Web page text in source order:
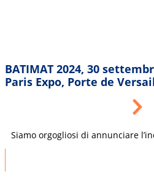
BATIMAT 2024, 30
Paris Expo, Porte de
Siamo orgogliosi di annunciare